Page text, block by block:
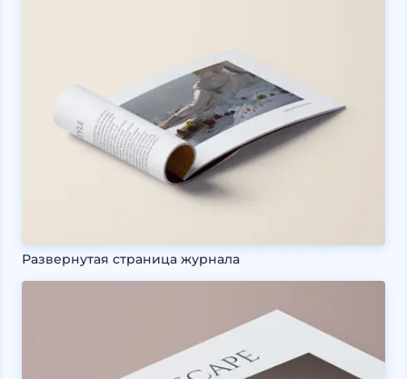
Развернутая страница журнала